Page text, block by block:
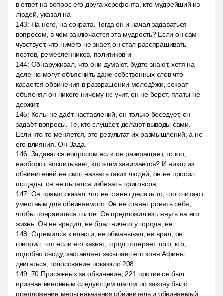
в ответ на вопрос его друга херефонта, кто мудрейший из
людей, указал на
143: На него, на сократа. Тогда он и начал задаваться
вопросом, в чем заключается эта мудрость? Если он сам
чувствует, что ничего не знает, он стал расспрашивать
поэтов, ремесленников, политиков и
144: Обнаруживал, что они думают, будто знают, хотя на
деле не могут объяснить даже собственных слов что
касается обвинения в развращении молодёжи, сократ
объяснял он никого ничему не учит, он не берет, платы не
держит.
145: Колы не даёт наставлений, он только беседует, он
задаёт вопросы. Те, кто слушает, делают выводы сами.
Если кто-то меняется, это результат их размышлений, а не
его влияния. Он Зада.
146: Задавался вопросом если он развращает, то кто,
наоборот, воспитывает, кто этим занимается? И никто из
обвинителей не смог назвать таких людей, он не просил
пощады, он не пытался избежать приговора.
147: Он прямо сказал, что не станет делать то, что считают
уместным для обвиняемого. Он не станет ронять себя,
чтобы понравиться толпе. Он предложил взглянуть на его
жизнь. Он не вредил, не брал ничего у города, не
148: Стремился к власти, не обманывал, не врал, он
говорил, что если его казнят, город потеряет того, кто,
подобно оводу, заставляет засыпавшего коня Афины
двигаться, голосование показало 208.
149: 70 Присяжных за обвинение, 221 против он был
признан виновным следующим шагом по закону было
предложение меры наказания обвинитель и обвиняемый